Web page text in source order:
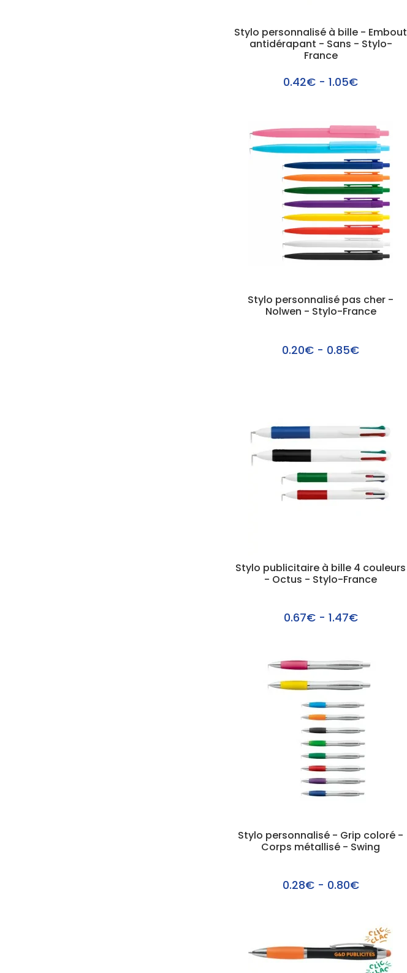
Stylo personnalisé à bille - Embout
antidérapant - Sans - Stylo-
France
0.42€ - 1.05€
Stylo personnalisé pas cher -
Nolwen - Stylo-France
0.20€ - 0.85€
Stylo publicitaire à bille 4 couleurs
- Octus - Stylo-France
0.67€ - 1.47€
Stylo personnalisé - Grip coloré -
Corps métallisé - Swing
0.28€ - 0.80€